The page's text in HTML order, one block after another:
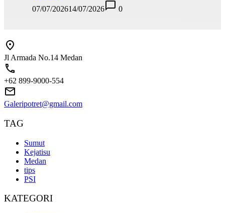
07/07/202614/07/2026 0
Jl Armada No.14 Medan
+62 899-9000-554
Galeripotret@gmail.com
TAG
Sumut
Kejatisu
Medan
tips
PSI
KATEGORI